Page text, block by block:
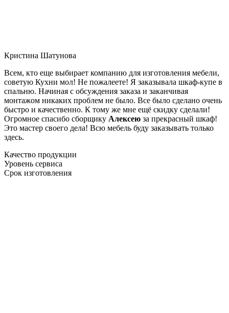
Кристина Шатунова
Всем, кто еще выбирает компанию для изготовления мебели,
советую Кухни мол! Не пожалеете! Я заказывала шкаф-купе в
спальню. Начиная с обсуждения заказа и заканчивая
монтажом никаких проблем не было. Все было сделано очень
быстро и качественно. К тому же мне ещё скидку сделали!
Огромное спасибо сборщику Алексею за прекрасный шкаф!
Это мастер своего дела! Всю мебель буду заказывать только
здесь.
Качество продукции
Уровень сервиса
Срок изготовления